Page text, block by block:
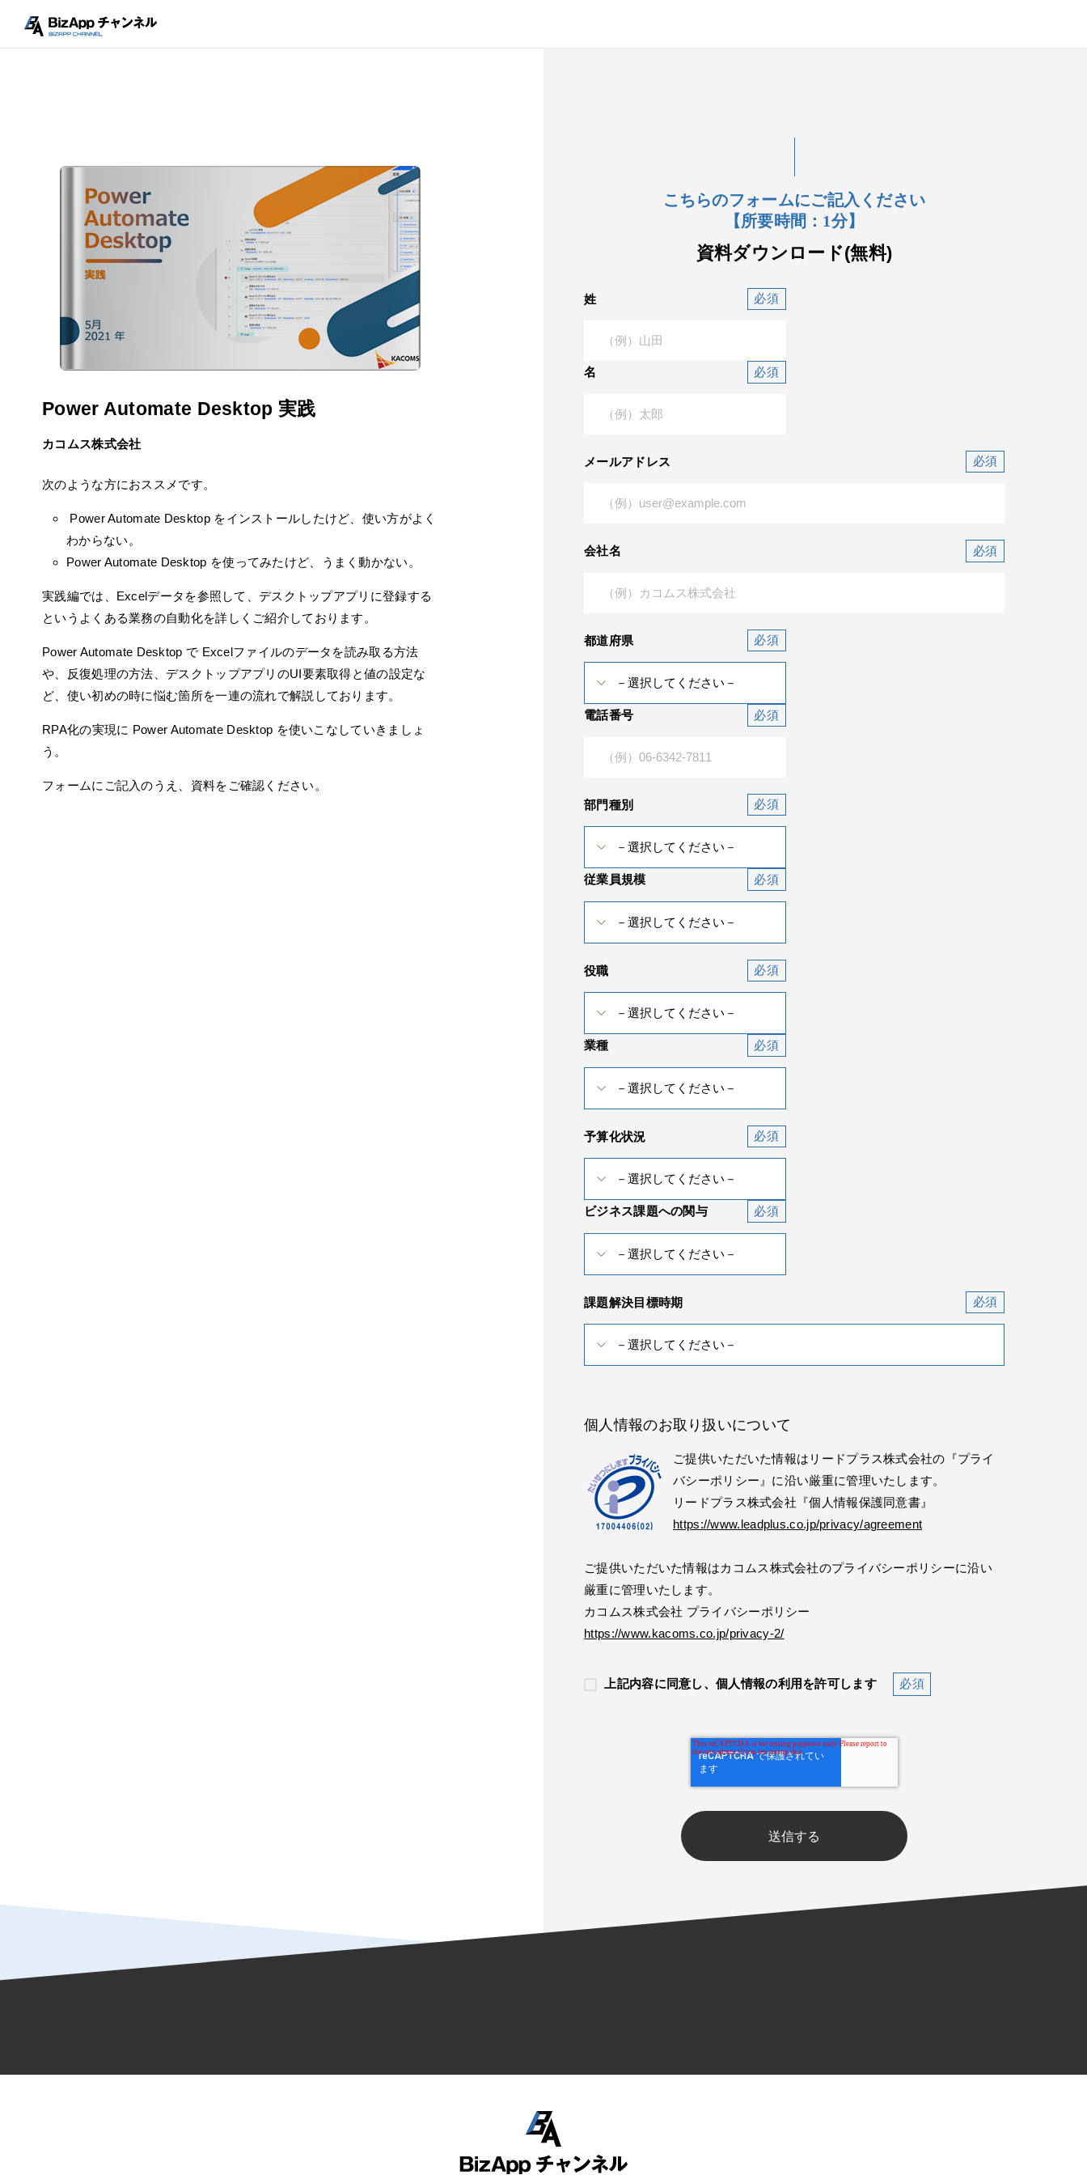
Power Automate Desktop 実践
カコムス株式会社
次のような方におススメです。
Power Automate Desktop をインストールしたけど、使い方がよく
わからない。
Power Automate Desktop を使ってみたけど、うまく動かない。
実践編では、Excelデータを参照して、デスクトップアプリに登録する
というよくある業務の自動化を詳しくご紹介しております。
Power Automate Desktop で Excelファイルのデータを読み取る方法
や、反復処理の方法、デスクトップアプリのUI要素取得と値の設定な
ど、使い初めの時に悩む箇所を一連の流れで解説しております。
RPA化の実現に Power Automate Desktop を使いこなしていきましょ
う。
フォームにご記入のうえ、資料をご確認ください。
こちらのフォームにご記入ください
【所要時間：1分】
資料ダウンロード(無料)
姓
名
メールアドレス
会社名
都道府県
電話番号
部門種別
従業員規模
役職
業種
予算化状況
ビジネス課題への関与
課題解決目標時期
個人情報のお取り扱いについて
ご提供いただいた情報はリードプラス株式会社の『プライ
バシーポリシー』に沿い厳重に管理いたします。
リードプラス株式会社『個人情報保護同意書』
https://www.leadplus.co.jp/privacy/agreement
ご提供いただいた情報はカコムス株式会社のプライバシーポリシーに沿い
厳重に管理いたします。
カコムス株式会社 プライバシーポリシー
https://www.kacoms.co.jp/privacy-2/
上記内容に同意し、個人情報の利用を許可します